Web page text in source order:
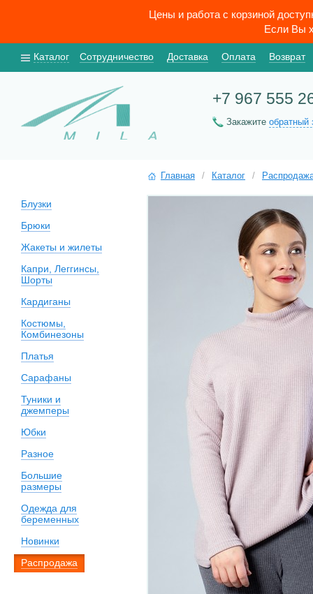
Цены и работа с корзиной
Если Вы
Каталог Сотрудничество Доставка Оплата Возврат
+7 967 555
Закажите обратный
Блузки
Брюки
Жакеты и жилеты
Капри, Леггинсы,
Шорты
Кардиганы
Костюмы,
Комбинезоны
Платья
Сарафаны
Туники и
джемперы
Юбки
Разное
Большие
размеры
Одежда для
беременных
Новинки
Распродажа
Главная / Каталог /